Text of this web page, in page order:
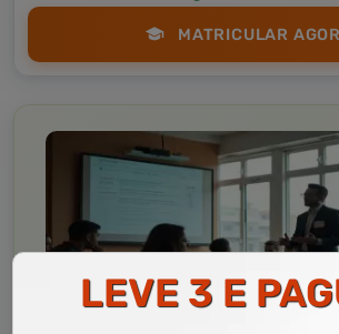
MATRICULAR
LEVE 3 E